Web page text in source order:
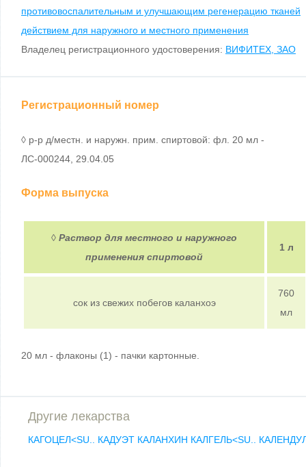
противовоспалительным и улучшающим регенерацию тканей
действием для наружного и местного применения
Владелец регистрационного удостоверения: ВИФИТЕХ, ЗАО
Регистрационный номер
◊ р-р д/местн. и наружн. прим. спиртовой: фл. 20 мл -
ЛС-000244, 29.04.05
Форма выпуска
◊ Раствор для местного и наружного
применения спиртовой
1 л
сок из свежих побегов каланхоэ
760
мл
20 мл - флаконы (1) - пачки картонные.
Другие лекарства
КАГОЦЕЛ<SU.. КАДУЭТ КАЛАНХИН КАЛГЕЛЬ<SU..